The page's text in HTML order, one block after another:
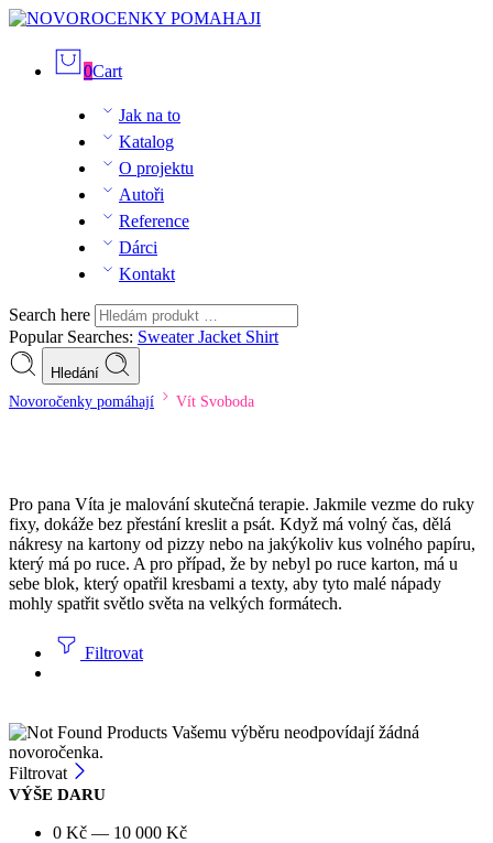
0Cart
Jak na to
Katalog
O projektu
Autoři
Reference
Dárci
Kontakt
Search here
Popular Searches: SweaterJacket Shirt
Hledání
Novoročenky pomáhají Vít Svoboda
Pro pana Víta je malování skutečná terapie. Jakmile vezme do ruky
fixy, dokáže bez přestání kreslit a psát. Když má volný čas, dělá
nákresy na kartony od pizzy nebo na jakýkoliv kus volného papíru,
který má po ruce. A pro případ, že by nebyl po ruce karton, má u
sebe blok, který opatřil kresbami a texty, aby tyto malé nápady
mohly spatřit světlo světa na velkých formátech.
Filtrovat
Vašemu výběru neodpovídají žádná
novoročenka.
Filtrovat
VÝŠE DARU
0 Kč — 10 000 Kč